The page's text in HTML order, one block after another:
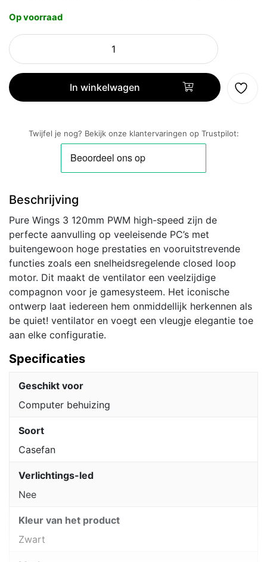
Op voorraad
be
quiet!
Wings
3
Fan
In winkelwagen
Twijfel je nog? Bekijk onze klantervaringen op Trustpilot:
Beschrijving
Pure Wings 3 120mm PWM high-speed zijn de
perfecte aanvulling op veeleisende PC’s met
buitengewoon hoge prestaties en vooruitstrevende
functies zoals een snelheidsregelende closed loop
motor. Dit maakt de ventilator een veelzijdige
compagnon voor je gamesysteem. Het iconische
ontwerp laat iedereen hem onmiddellijk herkennen als
be quiet! ventilator en voegt een vleugje elegantie toe
aan elke configuratie.
Specificaties
Geschikt voor
Computer behuizing
Soort
Casefan
Verlichtings-led
Nee
Kleur van het product
Zwart